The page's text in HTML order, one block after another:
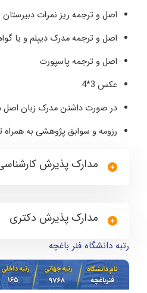
اصل و ترجمه ریز نمرات دبیرستان
اصل و ترجمه مدرک دیپلم و یا
اصل و ترجمه پاسپورت
عکس 3*4
در صورت داشتن مدرک زبان اصل
رزومه و سوابق پژوهشی به همراه
مدارک پذیرش
مدارک پذیرش دکتری
رتبه دانشگاه فنر باغچه